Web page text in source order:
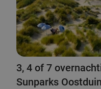
3, 4 of 7
Sunparks